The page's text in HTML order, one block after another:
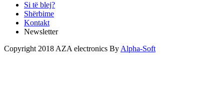
Si të blej?
Shërbime
Kontakt
Newsletter
Copyright 2018 AZA electronics By Alpha-Soft